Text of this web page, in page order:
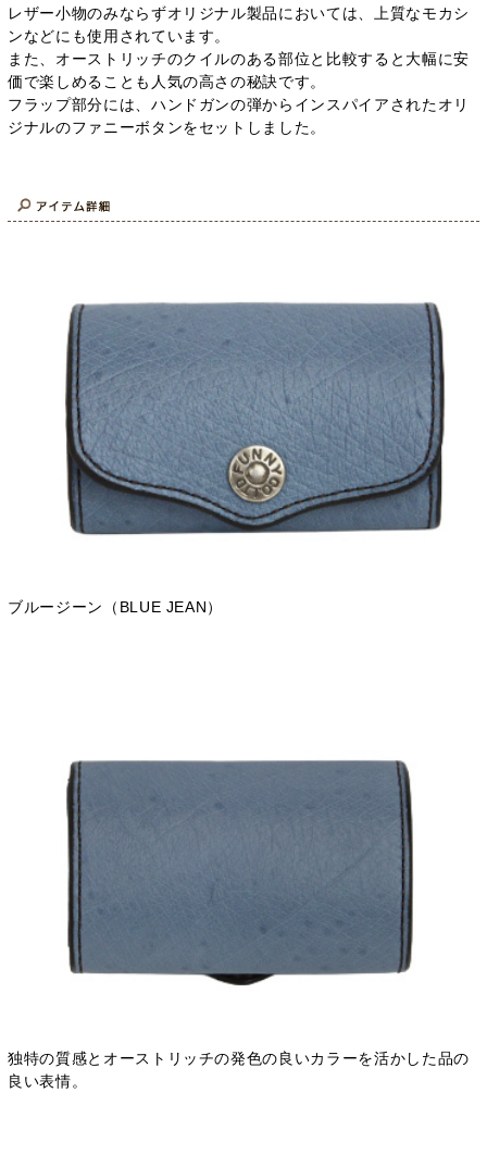
レザー小物のみならずオリジナル製品においては、上質なモカシ
ンなどにも使用されています。
また、オーストリッチのクイルのある部位と比較すると大幅に安
価で楽しめることも人気の高さの秘訣です。
フラップ部分には、ハンドガンの弾からインスパイアされたオリ
ジナルのファニーボタンをセットしました。
ブルージーン（BLUE JEAN）
独特の質感とオーストリッチの発色の良いカラーを活かした品の
良い表情。